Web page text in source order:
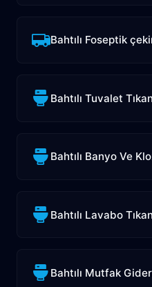
Bahtılı Foseptik
Bahtılı Tuvalet
Bahtılı Banyo Ve
Bahtılı Lavabo
Bahtılı Mutfak